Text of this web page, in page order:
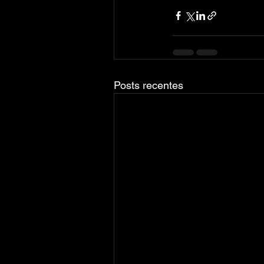
Posts recentes